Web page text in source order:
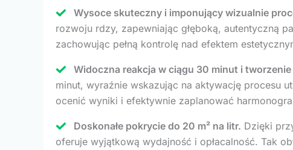
Wysoce skuteczny i imponujący wizualnie
rozwoju rdzy, zapewniając głęboką, autentyczną
zachowując pełną kontrolę nad efektem
Widoczna reakcja w ciągu 30 minut i
minut, wyraźnie wskazując na aktywację procesu
ocenić wyniki i efektywnie zaplanować
Doskonałe pokrycie do 20 m² na litr. Dzięki
oferuje wyjątkową wydajność i opłacalność. Tak